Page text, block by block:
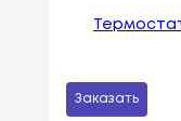
Заказать